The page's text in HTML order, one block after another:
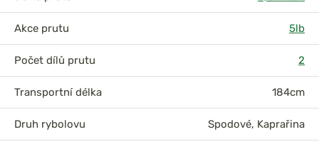
Akce prutu 5lb
Počet dílů prutu 2
Transportní délka 184cm
Druh rybolovu Spodové, Kaprařina